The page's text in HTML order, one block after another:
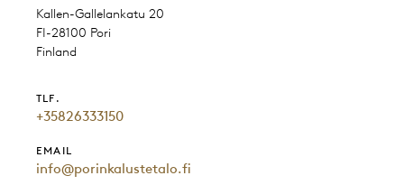
Kallen-Gallelankatu 20
FI-28100 Pori
Finland
TLF.
+35826333150
EMAIL
info@porinkalustetalo.fi